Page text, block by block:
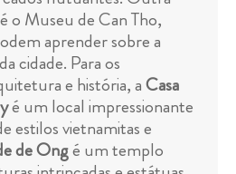
o Museu de Can Tho,
aprender sobre a
cidade. Para os
e história, aCasa
é um local impressionante
estilos vietnamitas e
de Ongé um templo